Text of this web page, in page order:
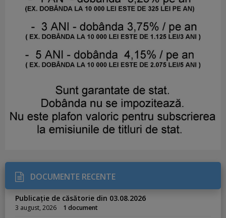
DOCUMENTE RECENTE
Publicație de căsătorie din 03.08.2026
3 august, 2026 1 document